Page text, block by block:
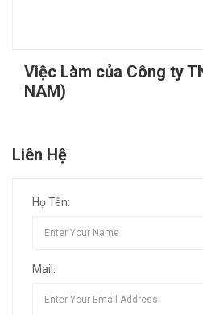
Việc Làm của Công ty
NAM)
Liên Hệ
Họ Tên:
Mail: